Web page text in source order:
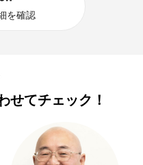
を確認
せてチェック！